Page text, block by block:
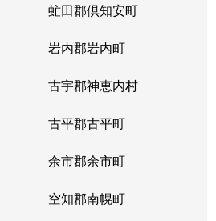
虻田郡倶知安町
岩内郡岩内町
古宇郡神恵内村
古平郡古平町
余市郡余市町
空知郡南幌町